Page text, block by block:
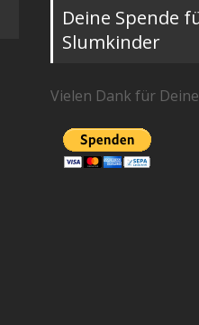
Deine Spende
Slumkinder
Vielen Dank für